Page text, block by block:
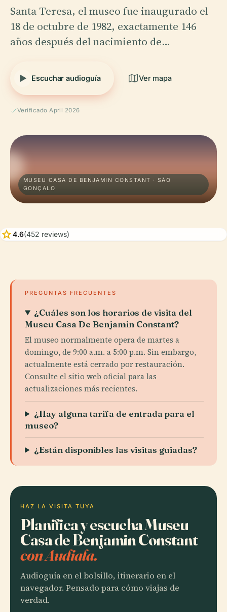
Santa Teresa, el museo fue inaugurado el
18 de octubre de 1982, exactamente 146
años después del nacimiento de…
Escuchar audioguía Ver mapa
Verificado April 2026
MUSEU CASA DE BENJAMIN CONSTANT · SÃO
GONÇALO
star4.6(452 reviews)
PREGUNTAS FRECUENTES
¿Cuáles son los horarios de visita del
Museu Casa De Benjamin Constant?
El museo normalmente opera de martes a
domingo, de 9:00 a.m. a 5:00 p.m. Sin embargo,
actualmente está cerrado por restauración.
Consulte el sitio web oficial para las
actualizaciones más recientes.
¿Hay alguna tarifa de entrada para el
museo?
¿Están disponibles las visitas guiadas?
HAZ LA VISITA TUYA
Planifica y escucha Museu
Casa de Benjamin Constant
con Audiala.
Audioguía en el bolsillo, itinerario en el
navegador. Pensado para cómo viajas de
verdad.